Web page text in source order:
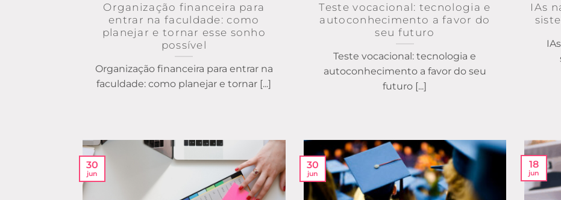
Organização financeira para
entrar na faculdade: como
planejar e tornar esse sonho
possível
Organização financeira para entrar na
faculdade: como planejar e tornar [...]
Teste vocacional: tecnologia e
autoconhecimento a favor do
seu futuro
Teste vocacional: tecnologia e
autoconhecimento a favor do seu
futuro [...]
IAs
30
jun
30
jun
18
jun